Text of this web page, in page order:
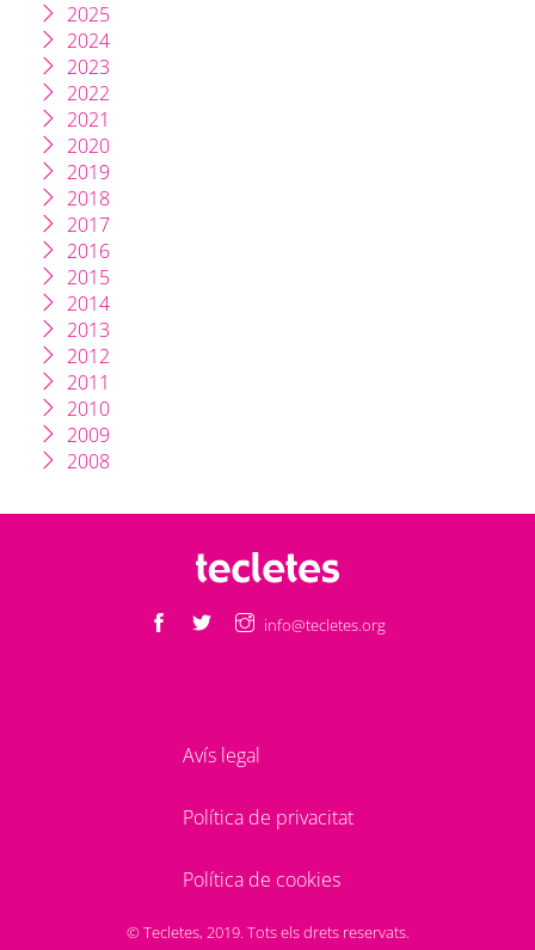
2025
2024
2023
2022
2021
2020
2019
2018
2017
2016
2015
2014
2013
2012
2011
2010
2009
2008
info@tecletes.org
Avís legal
Política de privacitat
Política de cookies
© Tecletes, 2019. Tots els drets reservats.